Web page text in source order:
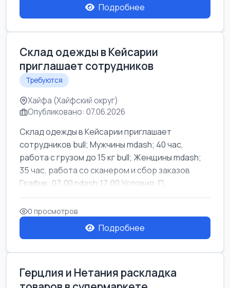
Подробнее
Склад одежды в Кейсарии
приглашает сотрудников
Требуются
Хайфа (Хайфский округ)
Опубликовано: 07.06.2026
Склад одежды в Кейсарии приглашает
сотрудников bull; Мужчины mdash; 40 час,
работа с грузом до 15 кг bull; Женщины mdash;
35 час, работа со сканером и сбор заказов
График: 07:00 ndash;17:00 Условия: П...
0 просмотров
Подробнее
Герцлия и Нетания раскладка